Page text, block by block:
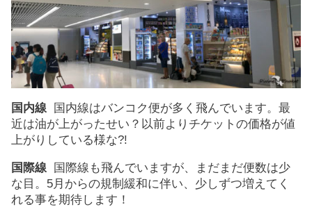
国内線 国内線はバンコク便が多く飛んでいます。最
近は油が上がったせい？以前よりチケットの価格が値
上がりしている様な?!
国際線 国際線も飛んでいますが、まだまだ便数は少
な目。5月からの規制緩和に伴い、少しずつ増えてく
れる事を期待します！